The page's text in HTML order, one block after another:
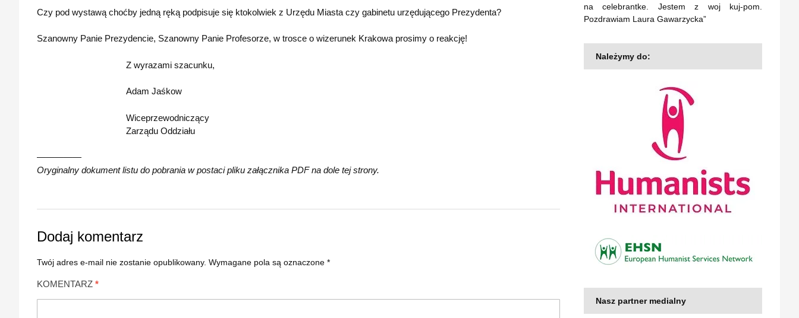
Czy pod wystawą choćby jedną ręką podpisuje się ktokolwiek z Urzędu Miasta czy gabinetu urzędującego Prezydenta?
Szanowny Panie Prezydencie, Szanowny Panie Profesorze, w trosce o wizerunek Krakowa prosimy o reakcję!
Z wyrazami szacunku,
Adam Jaśkow
Wiceprzewodniczący
Zarządu Oddziału
—————
Oryginalny dokument listu do pobrania w postaci pliku załącznika PDF na dole tej strony.
Dodaj komentarz
Twój adres e-mail nie zostanie opublikowany. Wymagane pola są oznaczone *
KOMENTARZ *
na celebrantke. Jestem z woj kuj-pom.
Pozdrawiam Laura Gawarzycka”
Należymy do:
Nasz partner medialny